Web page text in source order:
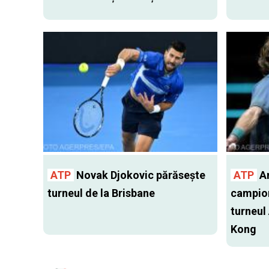
ATP Novak Djokovic părăsește
turneul de la Brisbane
ATP
turneul
Kong